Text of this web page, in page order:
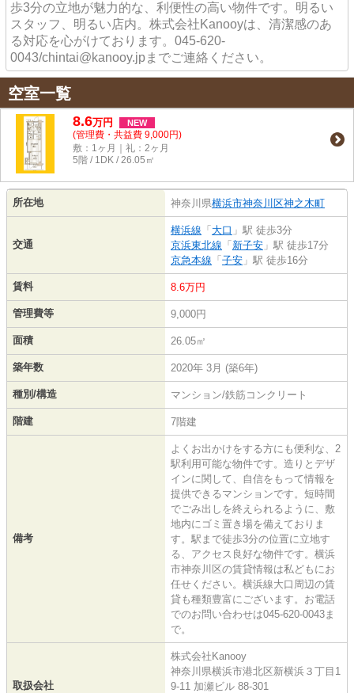
歩3分の立地が魅力的な、利便性の高い物件です。明るい
スタッフ、明るい店内。株式会社Kanooyは、清潔感のあ
る対応を心がけております。045-620-
0043/chintai@kanooy.jpまでご連絡ください。
空室一覧
8.6万円 NEW
(管理費・共益費 9,000円)
敷：1ヶ月｜礼：2ヶ月
5階 / 1DK / 26.05㎡
所在地 神奈川県横浜市神奈川区神之木町
交通
横浜線 「 大口 」駅 徒歩3分
京浜東北線 「 新子安 」駅 徒歩17分
京急本線 「 子安 」駅 徒歩16分
賃料 8.6万円
管理費等 9,000円
面積 26.05㎡
築年数 2020年 3月 (築6年)
種別/構造 マンション/鉄筋コンクリート
階建 7階建
備考
よくお出かけをする方にも便利な、2
駅利用可能な物件です。造りとデザ
インに関して、自信をもって情報を
提供できるマンションです。短時間
でごみ出しを終えられるように、敷
地内にゴミ置き場を備えておりま
す。駅まで徒歩3分の位置に立地す
る、アクセス良好な物件です。横浜
市神奈川区の賃貸情報は私どもにお
任せください。横浜線大口周辺の賃
貸も種類豊富にございます。お電話
でのお問い合わせは045-620-0043ま
で。
取扱会社
株式会社Kanooy
神奈川県横浜市港北区新横浜３丁目1
9-11 加瀬ビル 88-301